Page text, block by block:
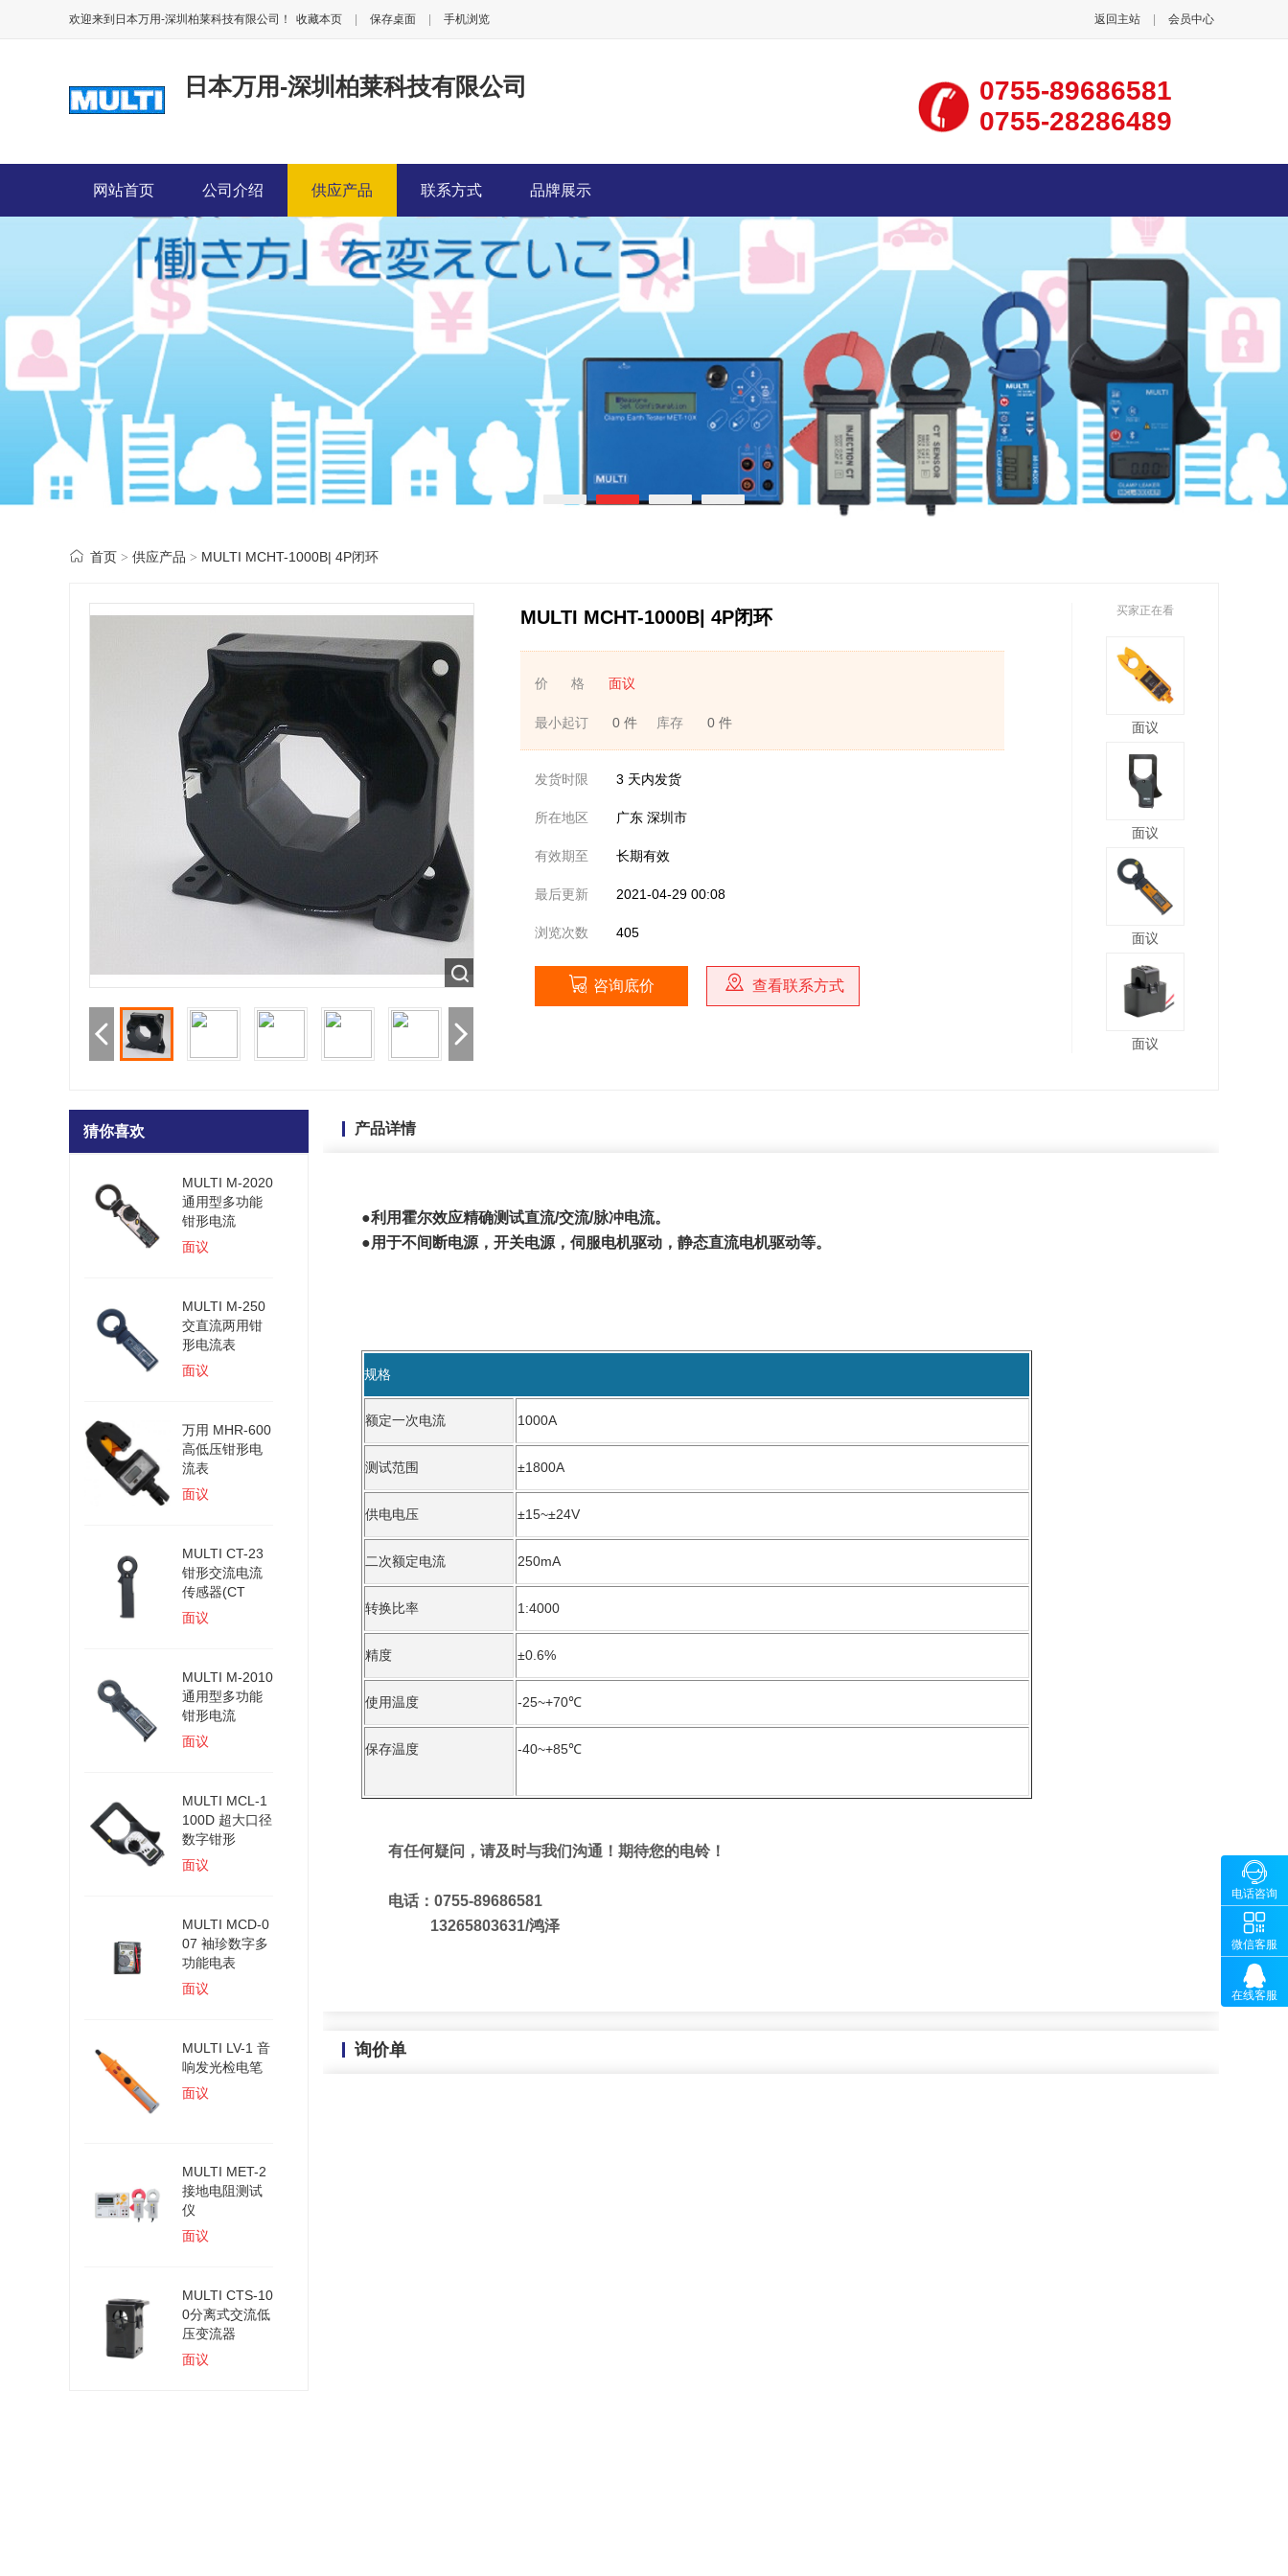
返回主站 会员中心
欢迎来到日本万用-深圳柏莱科技有限公司！ 收藏本页 保存桌面 手机浏览
日本万用-深圳柏莱科技有限公司
0755-89686581
0755-28286489
网站首页 公司介绍 供应产品 联系方式 品牌展示
首页 > 供应产品 > MULTI MCHT-1000B| 4P闭环
MULTI MCHT-1000B| 4P闭环
价 格 面议
最小起订 0 件 库存 0 件
发货时限 3 天内发货
所在地区 广东 深圳市
有效期至 长期有效
最后更新 2021-04-29 00:08
浏览次数 405
咨询底价 查看联系方式
买家正在看
面议
面议
面议
面议
猜你喜欢
MULTI M-2020
通用型多功能
钳形电流
面议
MULTI M-250
交直流两用钳
形电流表
面议
万用 MHR-600
高低压钳形电
流表
面议
MULTI CT-23
钳形交流电流
传感器(CT
面议
MULTI M-2010
通用型多功能
钳形电流
面议
MULTI MCL-1
100D 超大口径
数字钳形
面议
MULTI MCD-0
07 袖珍数字多
功能电表
面议
MULTI LV-1 音
响发光检电笔
面议
MULTI MET-2
接地电阻测试
仪
面议
MULTI CTS-10
0分离式交流低
压变流器
面议
产品详情
●利用霍尔效应精确测试直流/交流/脉冲电流。
●用于不间断电源，开关电源，伺服电机驱动，静态直流电机驱动等。
规格
额定一次电流 1000A
测试范围 ±1800A
供电电压 ±15~±24V
二次额定电流 250mA
转换比率 1:4000
精度 ±0.6%
使用温度 -25~+70℃
保存温度 -40~+85℃
有任何疑问，请及时与我们沟通！期待您的电铃！
电话：0755-89686581
13265803631/鸿泽
询价单

电话咨询
咨询
5-

微信客服

在线客服